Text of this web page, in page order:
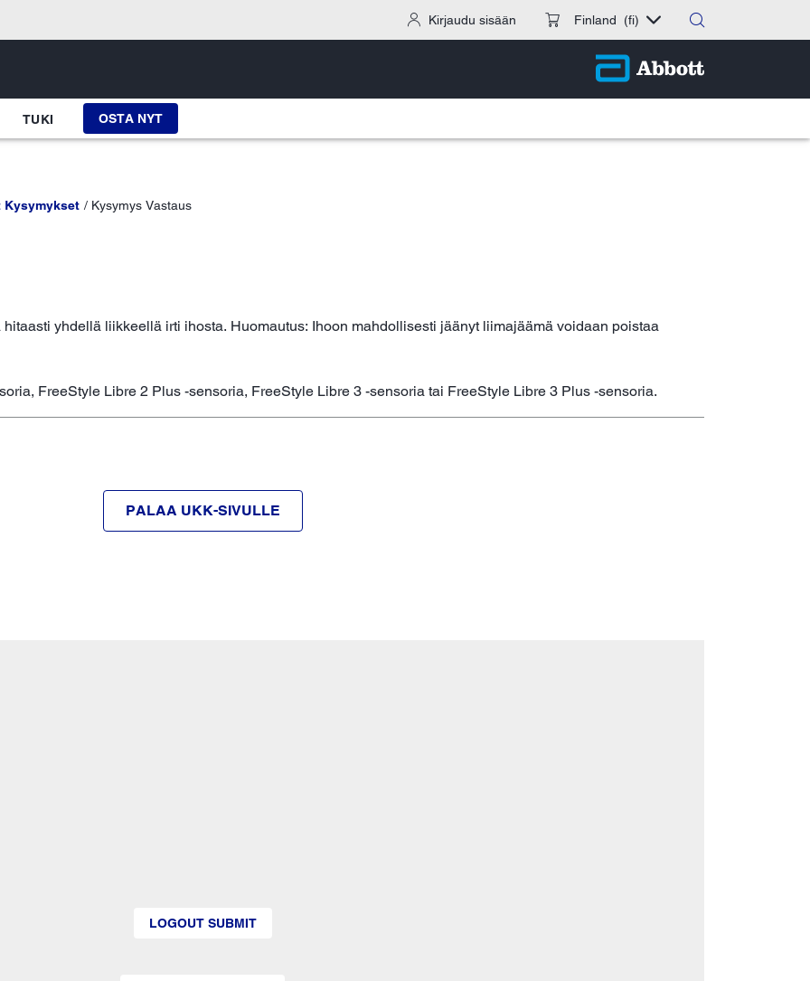
Kirjaudu sisään Finland (fi)
TUKI OSTA NYT
Kysymykset Kysymys Vastaus
yhdellä liikkeellä irti ihosta. Huomautus: Ihoon mahdollisesti jäänyt liimajäämä voidaan poistaa
FreeStyle Libre 2 Plus -sensoria, FreeStyle Libre 3 -sensoria tai FreeStyle Libre 3 Plus -sensoria.
PALAA UKK-SIVULLE
LOGOUT SUBMIT